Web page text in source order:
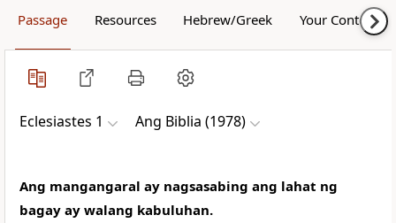
Passage Resources Hebrew/Greek Your Content
Eclesiastes 1 Ang Biblia (1978)
Ang mangangaral ay nagsasabing ang lahat ng
bagay ay walang kabuluhan.